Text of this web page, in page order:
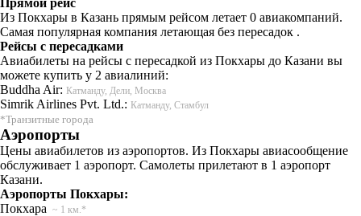
Из Покхары в Казань прямым рейсом летает 0 авиакомпаний.
Самая популярная компания летающая без пересадок .
Рейсы с пересадками
Авиабилеты на рейсы с пересадкой из Покхары до Казани вы
можете купить у 2 авиалиний:
Buddha Air: Катманду, Дели, Москва
Simrik Airlines Pvt. Ltd.: Катманду, Стамбул
*Транзитные города
Аэропорты
Цены авиабилетов из аэропортов. Из Покхары авиасообщение
обслуживает 1 аэропорт. Самолеты прилетают в 1 аэропорт
Казани.
Аэропорты Покхары:
Покхара ~ 1 км.*